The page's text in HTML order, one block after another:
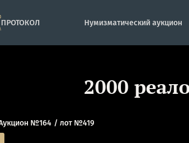
ПРОТОКОЛ Нумизматический аукцион
2000
№164 лот №419